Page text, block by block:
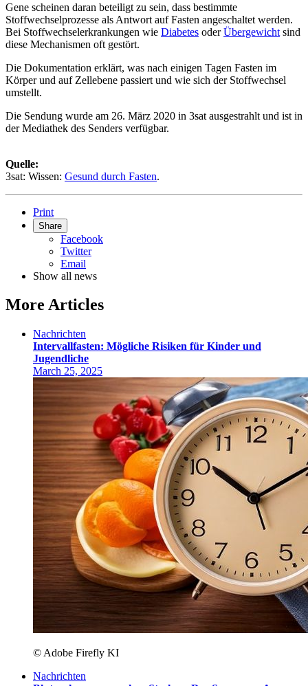
Gene scheinen daran beteiligt zu sein, dass bestimmte
Stoffwechselprozesse als Antwort auf Fasten angeschaltet werden.
Bei Stoffwechselerkrankungen wie Diabetes oderÜbergewicht sind
diese Mechanismen oft gestört.
Die Dokumentation erklärt, was nach einigen Tagen Fasten im
Körper und auf Zellebene passiert und wie sich der Stoffwechsel
umstellt.
Die Sendung wurde am 26. März 2020 in 3sat ausgestrahlt und ist in
der Mediathek des Senders verfügbar.
Quelle:
3sat: Wissen: Gesund durch Fasten.
Print
Share
Facebook
Twitter
Email
Show all news
More Articles
Nachrichten
Intervallfasten: Mögliche Risiken für Kinder und
Jugendliche
March 25, 2025
© Adobe Firefly KI
Nachrichten